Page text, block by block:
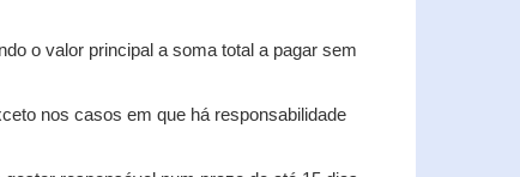
o valor principal a soma total a pagar sem
nos casos em que há responsabilidade